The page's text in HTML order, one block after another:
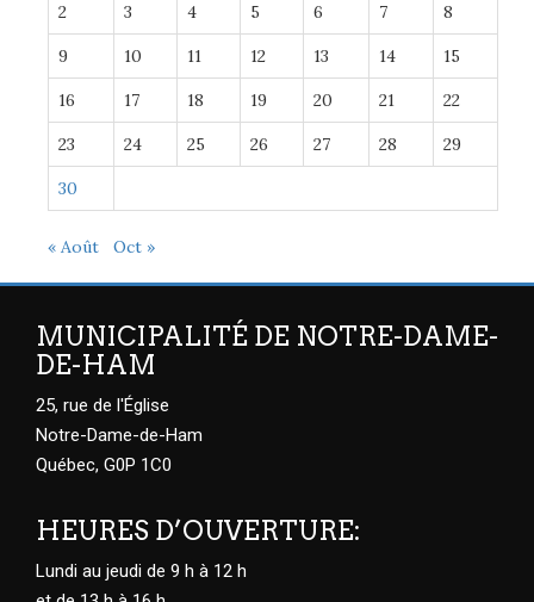
2 3 4 5 6 7 8
9 10 11 12 13 14 15
16 17 18 19 20 21 22
23 24 25 26 27 28 29
30
« Août Oct »
MUNICIPALITÉ DE NOTRE-DAME-
DE-HAM
25, rue de l'Église
Notre-Dame-de-Ham
Québec, G0P 1C0
HEURES D’OUVERTURE:
Lundi au jeudi de 9 h à 12 h